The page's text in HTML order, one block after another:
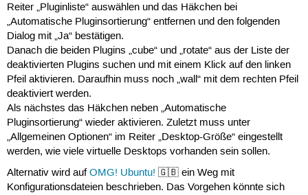
Reiter „Pluginliste“ auswählen und das Häkchen bei
„Automatische Pluginsortierung“ entfernen und den folgenden
Dialog mit „Ja“ bestätigen.
Danach die beiden Plugins „cube“ und „rotate“ aus der Liste der
deaktivierten Plugins suchen und mit einem Klick auf den linken
Pfeil aktivieren. Daraufhin muss noch „wall“ mit dem rechten Pfeil
deaktiviert werden.
Als nächstes das Häkchen neben „Automatische
Pluginsortierung“ wieder aktivieren. Zuletzt muss unter
„Allgemeinen Optionen“ im Reiter „Desktop-Größe“ eingestellt
werden, wie viele virtuelle Desktops vorhanden sein sollen.
Alternativ wird aufOMG! Ubuntu! 🇬🇧 ein Weg mit
Konfigurationsdateien beschrieben. Das Vorgehen könnte sich